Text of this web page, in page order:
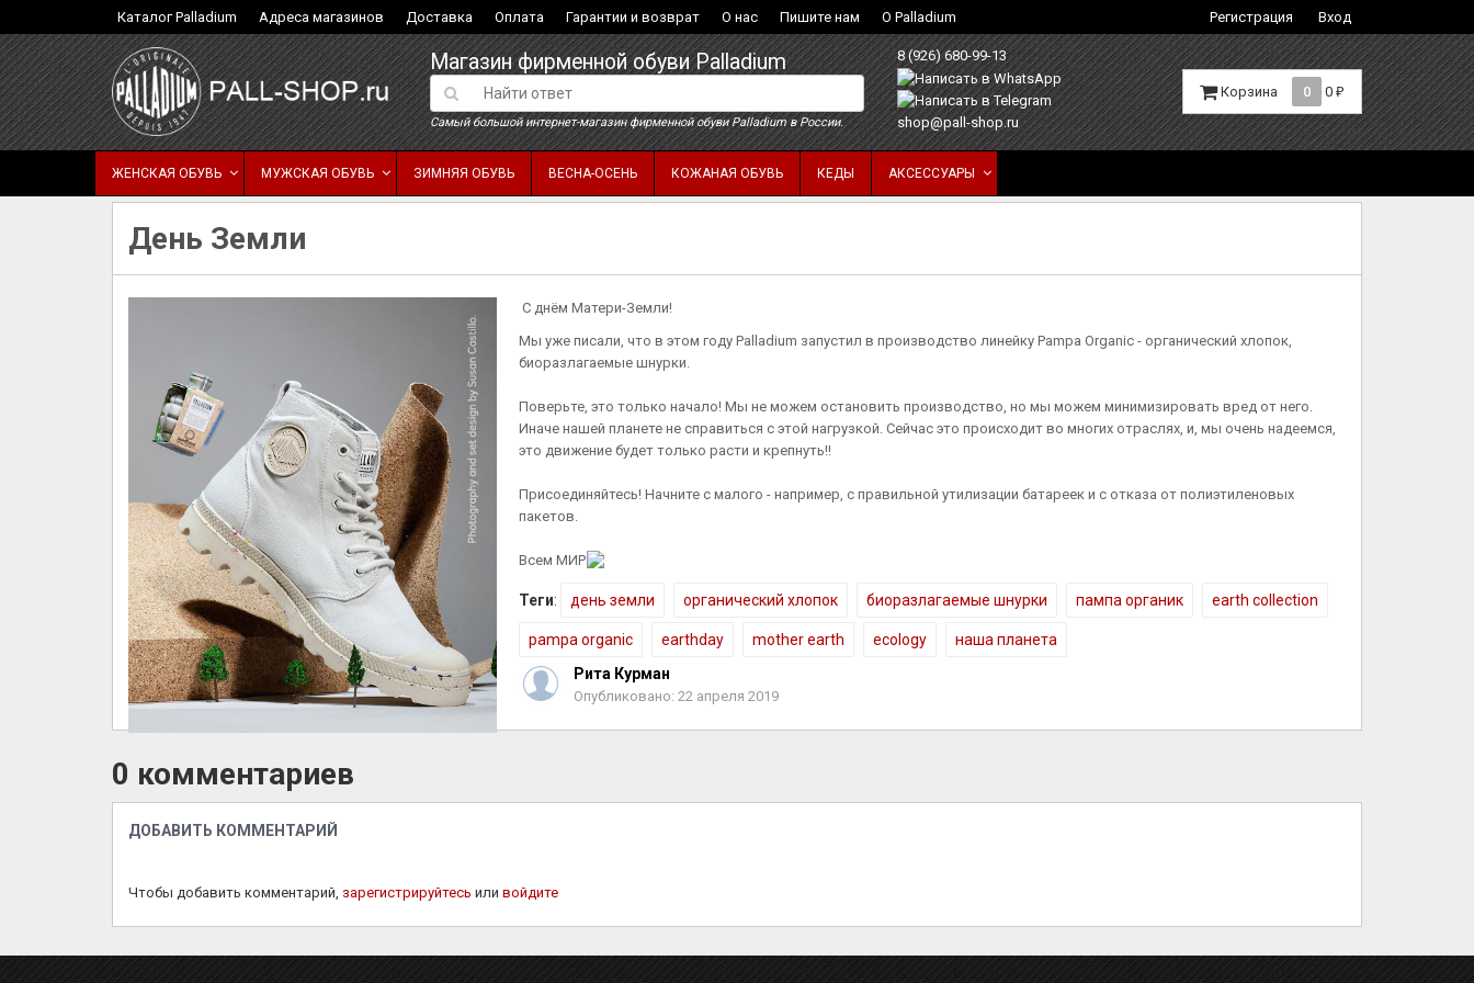
Каталог Palladium Адреса магазинов Доставка Оплата Гарантии и возврат О нас Пишите нам О Palladium Регистрация Вход
Магазин фирменной обуви Palladium
Самый большой интернет-магазин фирменной обуви Palladium в России.
8 (926) 680-99-13
shop@pall-shop.ru
Корзина 0 0 ₽
ЖЕНСКАЯ ОБУВЬ МУЖСКАЯ ОБУВЬ ЗИМНЯЯ ОБУВЬ ВЕСНА-ОСЕНЬ КОЖАНАЯ ОБУВЬ КЕДЫ АКСЕССУАРЫ
День Земли
С днём Матери-Земли!
Мы уже писали, что в этом году Palladium запустил в производство линейку Pampa Organic - органический хлопок,
биоразлагаемые шнурки.
Поверьте, это только начало! Мы не можем остановить производство, но мы можем минимизировать вред от него.
Иначе нашей планете не справиться с этой нагрузкой. Сейчас это происходит во многих отраслях, и, мы очень надеемся,
это движение будет только расти и крепнуть!!
Присоединяйтесь! Начните с малого - например, с правильной утилизации батареек и с отказа от полиэтиленовых
пакетов.
Всем МИР
Теги: день земли органический хлопок биоразлагаемые шнурки пампа органик earth collection
pampa organic earthday mother earth ecology
наша планета
Рита Курман
Опубликовано: 22 апреля 2019
0 комментариев
ДОБАВИТЬ КОММЕНТАРИЙ
Чтобы добавить комментарий, зарегистрируйтесь или войдите